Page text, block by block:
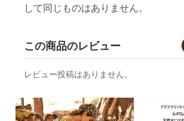
して同じものはありません。
この商品のレビュー
レビュー投稿はありません。